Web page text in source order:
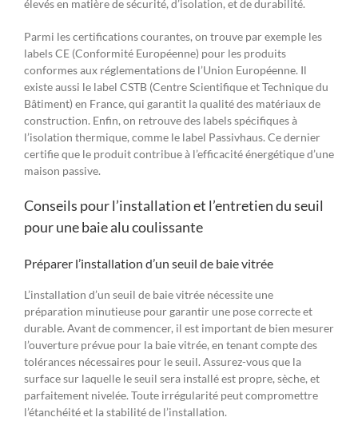
élevés en matière de sécurité, d’isolation, et de durabilité.
Parmi les certifications courantes, on trouve par exemple les
labels CE (Conformité Européenne) pour les produits
conformes aux réglementations de l’Union Européenne. Il
existe aussi le label CSTB (Centre Scientifique et Technique du
Bâtiment) en France, qui garantit la qualité des matériaux de
construction. Enfin, on retrouve des labels spécifiques à
l’isolation thermique, comme le label Passivhaus. Ce dernier
certifie que le produit contribue à l’efficacité énergétique d’une
maison passive.
Conseils pour l’installation et l’entretien du seuil
pour une baie alu coulissante
Préparer l’installation d’un seuil de baie vitrée
L’installation d’un seuil de baie vitrée nécessite une
préparation minutieuse pour garantir une pose correcte et
durable. Avant de commencer, il est important de bien mesurer
l’ouverture prévue pour la baie vitrée, en tenant compte des
tolérances nécessaires pour le seuil. Assurez-vous que la
surface sur laquelle le seuil sera installé est propre, sèche, et
parfaitement nivelée. Toute irrégularité peut compromettre
l’étanchéité et la stabilité de l’installation.